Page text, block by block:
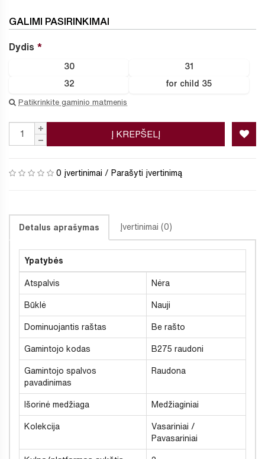
GALIMI PASIRINKIMAI
Dydis
30 31
32 for child 35
Patikrinkite gaminio matmenis
Į KREPŠELĮ
0 įvertinimai / Parašyti įvertinimą
Detalus aprašymas Įvertinimai (0)
Ypatybės
Atspalvis Nėra
Būklė Nauji
Dominuojantis raštas Be rašto
Gamintojo kodas B275 raudoni
Gamintojo spalvos
pavadinimas
Raudona
Išorinė medžiaga Medžiaginiai
Kolekcija
Vasariniai /
Pavasariniai